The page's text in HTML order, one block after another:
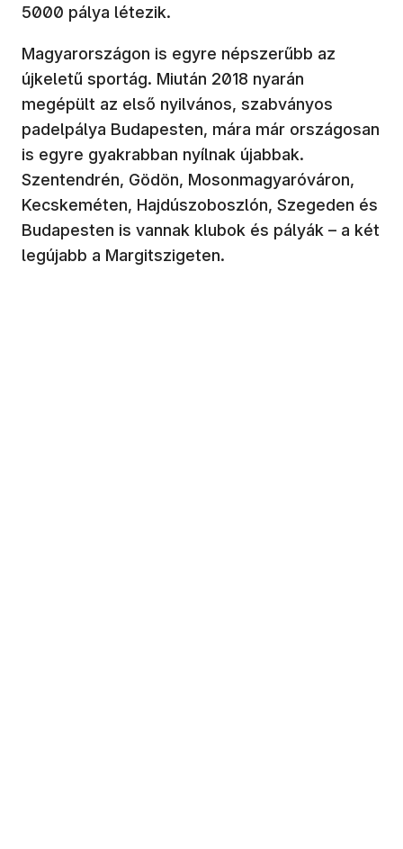
5000 pálya létezik.
Magyarországon is egyre népszerűbb az
újkeletű sportág. Miután 2018 nyarán
megépült az első nyilvános, szabványos
padelpálya Budapesten, mára már országosan
is egyre gyakrabban nyílnak újabbak.
Szentendrén, Gödön, Mosonmagyaróváron,
Kecskeméten, Hajdúszoboszlón, Szegeden és
Budapesten is vannak klubok és pályák – a két
legújabb a Margitszigeten.